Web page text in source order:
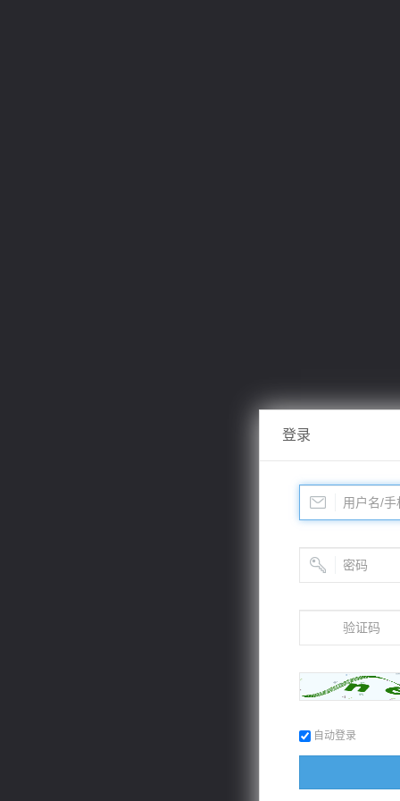
登录
自动登录